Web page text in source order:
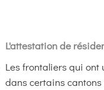
L'attestation de
Les frontaliers qui
dans certains